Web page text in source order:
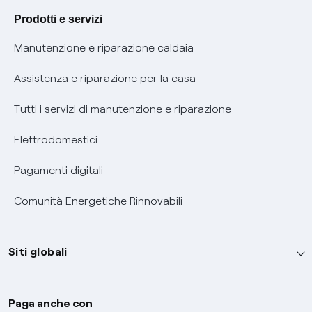
Informativa RAEE
Prodotti e servizi
Manutenzione e riparazione caldaia
Assistenza e riparazione per la casa
Tutti i servizi di manutenzione e riparazione
Elettrodomestici
Pagamenti digitali
Comunità Energetiche Rinnovabili
Siti globali
Enel Group
Paga anche con